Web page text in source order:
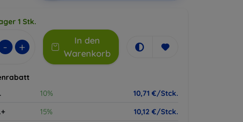
1 Stk.
- +
In den
Warenkorb
10%
10,71 €/Stck.
15% 10,12 €/Stck.